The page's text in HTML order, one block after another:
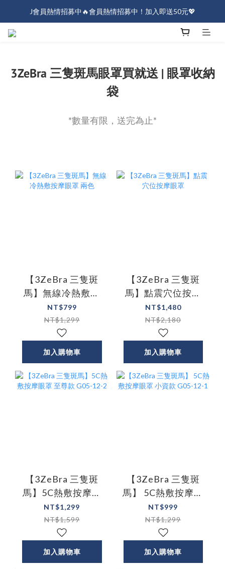
J會員熱情招募中🔥會員熱情招募中！加入即送50元💖
J會員熱情招募中🔥會員熱情招募中！加入即送50元💖
3ZeBra 三隻斑馬眼罩買就送 | 眼罩收納
袋
*數量有限，送完為止*
【3ZeBra 三隻斑
馬】無線冷熱敷按
摩眼罩 兩色
NT$799
NT$1,299
加入購物車
【3ZeBra 三隻斑
馬】點震穴位按摩
眼罩
NT$1,480
NT$2,180
加入購物車
【3ZeBra 三隻斑
馬】5C熱敷按摩眼
罩 至尊款 G05-12-2
NT$1,299
NT$1,599
加入購物車
【3ZeBra 三隻斑
馬】 5C熱敷按摩眼
罩 小資款 G05-12-1
NT$999
NT$1,299
加入購物車